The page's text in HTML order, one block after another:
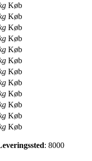
Køb
Køb
Køb
Køb
Køb
Køb
Køb
Køb
Køb
Køb
Køb
Køb
: 8000